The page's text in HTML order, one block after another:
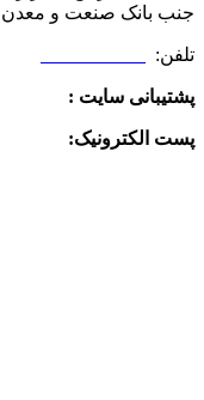
جنب بانک صنعت و معدن
تلفن:
پشتیبانی سایت :
پست الکترونیک: